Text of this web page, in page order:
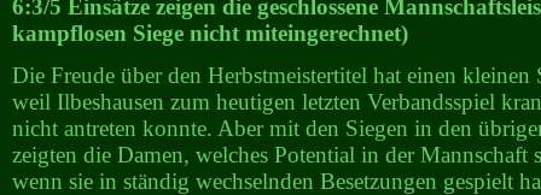
6:3/5 Einsätze zeigen die geschlossene
kampflosen Siege nicht miteingerechnet)
Die Freude über den Herbstmeistertitel hat einen kleinen
weil Ilbeshausen zum heutigen letzten Verbandsspiel
nicht antreten konnte. Aber mit den Siegen in den
zeigten die Damen, welches Potential in der Mannschaft
wenn sie in ständig wechselnden Besetzungen gespielt